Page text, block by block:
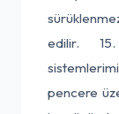
edilir.
pencere